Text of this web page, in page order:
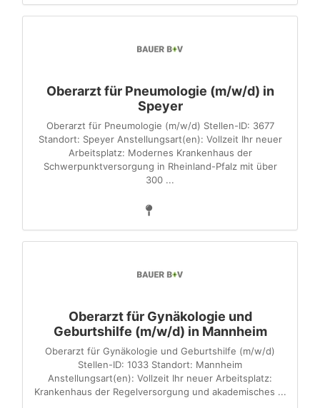
Oberarzt für Pneumologie (m/w/d) in
Speyer
Oberarzt für Pneumologie (m/w/d) Stellen-ID: 3677
Standort: Speyer Anstellungsart(en): Vollzeit Ihr neuer
Arbeitsplatz: Modernes Krankenhaus der
Schwerpunktversorgung in Rheinland-Pfalz mit über
300 ...
Oberarzt für Gynäkologie und
Geburtshilfe (m/w/d) in Mannheim
Oberarzt für Gynäkologie und Geburtshilfe (m/w/d)
Stellen-ID: 1033 Standort: Mannheim
Anstellungsart(en): Vollzeit Ihr neuer Arbeitsplatz:
Krankenhaus der Regelversorgung und akademisches ...